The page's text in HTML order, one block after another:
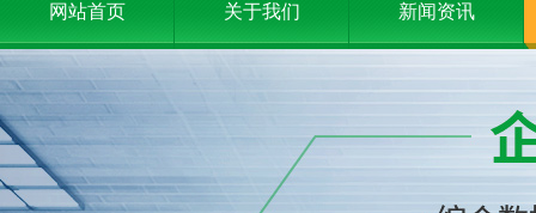
网站首页 关于我们 新闻资讯